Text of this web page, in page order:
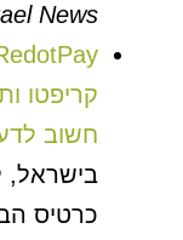
News
קריפטו
חשוב
בישראל,
כרטיס